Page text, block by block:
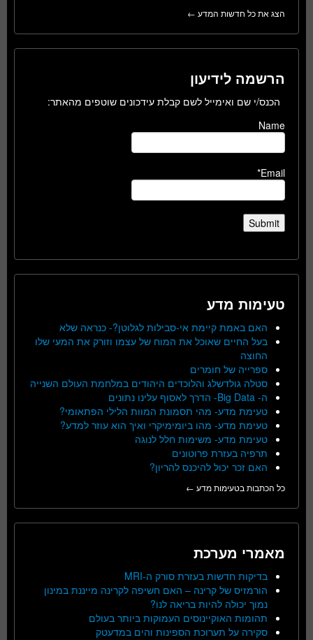
הצג את כל חדשות המדע ←
הרשמה לידיעון
הכנס/י שם ואימייל לשם קבלת עידכונים שוטפים מהאתר:
Name
Email*
טעימות מדע
האם באמת קיימת אי-סבילות לגלוטן?- כנראה שלא
בעל החיים שאוכל את המוח של עצמו וזורק את המעי שלו
החוצה
ספרייה של חומרים
סטלה גולדשלג והלוכדים היהודים במלחמת העולם השנייה
ה- Big Data- הדרך לאסוף עלינו נתונים
טעימת מדע- מהי תסמונת המוות הלילי הפתאומי?
טעימת מדע- מהו ביומימיקרי ואיך הוא עוזר למדע?
טעימת מדע- משימות חלל לנוגה
תרפיה בעזרת פרוטונים
האם זכר יכול להיכנס להריון?
כל הכתבות בטעימות מדע ←
מאמרי מערכת
בדיקות חדשות בעזרת סורק ה-MRI
הורמזיס של קרינה – האם חשיפה לקרינה מייננת במינון
נמוך יכולה להיות בריאה לנו?
תהומות האוקיינוסים העמוקות ביותר בעולם
סקירה על תערוכת הספינות והים במדעטק